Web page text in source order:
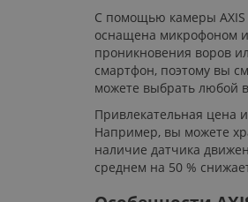
C помощью камеры
оснащена микрофоном и
проникновения воров
смартфон, поэтому вы
можете выбрать любой
Привлекательная цена
Например, вы можете
наличие датчика
среднем на 50 %